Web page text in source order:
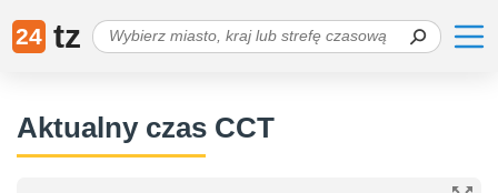
24 tz
Aktualny czas CCT